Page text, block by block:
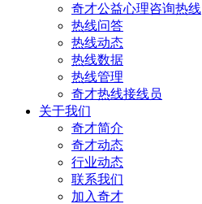
奇才公益心理咨询热线
热线问答
热线动态
热线数据
热线管理
奇才热线接线员
关于我们
奇才简介
奇才动态
行业动态
联系我们
加入奇才